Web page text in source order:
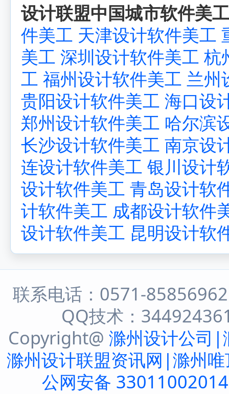
设计联盟中国城市软件美
件美工 天津设计软件美工
美工 深圳设计软件美工 杭
工 福州设计软件美工 兰州
贵阳设计软件美工 海口设
郑州设计软件美工 哈尔滨
长沙设计软件美工 南京设
连设计软件美工 银川设计
设计软件美工 青岛设计软
计软件美工 成都设计软件
设计软件美工 昆明设计软
联系电话：0571-
QQ技术：
Copyright@ 滁州设计公司|
滁州设计联盟资讯网|滁州
公网安备